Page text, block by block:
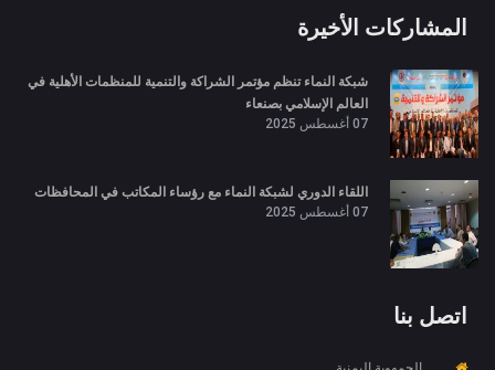
المشاركات الأخيرة
شبكة النماء تنظم مؤتمر الشراكة والتنمية للمنظمات الأهلية في
العالم الإسلامي بصنعاء
07 أغسطس 2025
اللقاء الدوري لشبكة النماء مع رؤساء المكاتب في المحافظات
07 أغسطس 2025
اتصل بنا